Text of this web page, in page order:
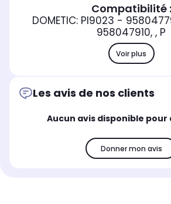
Compatibilité :
DOMETIC: PI9023 -
958047910, , P
Voir plus
Les avis de nos clients
Aucun avis disponible
Donner mon avis